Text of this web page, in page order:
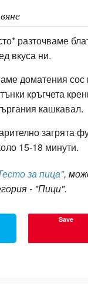
разточваме
вкуса ни.
доматения сос
кръгчета
кашкавал.
загрята
15-18 минути.
за пица",
- "Пици".
Save